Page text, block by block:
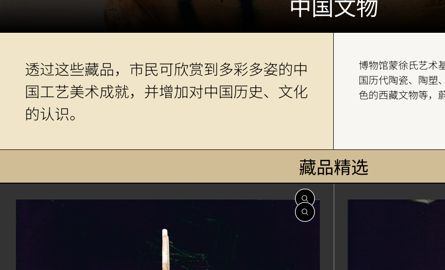
透过这些藏品，市民可欣赏到多彩多姿的中
国工艺美术成就，并增加对中国历史、文化
的认识。
博物馆蒙徐氏艺术
国历代陶瓷、陶塑
色的西藏文物等，
藏品精选
開
啟
相
開
啟
相
開
啟
相
開
啟
相
開
啟
相
開
啟
相
開
啟